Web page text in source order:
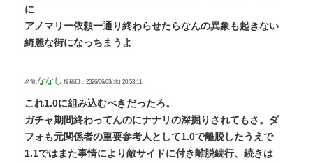
に
アノマリー依頼一通り終わらせたらなんの異象も起きない
綺麗な街になっちまうよ
名前:ななし 投稿日：2026/06/03(水) 20:53:11
これ1.0に組み込むべきだったろ。
ガチャ期間終わってんのにナナリの深掘りされてもさ。ダ
フォも元関係者の重要参考人として1.0で離脱したうえで
1.1ではまた事情により敵サイドに付き離脱続行、続きは